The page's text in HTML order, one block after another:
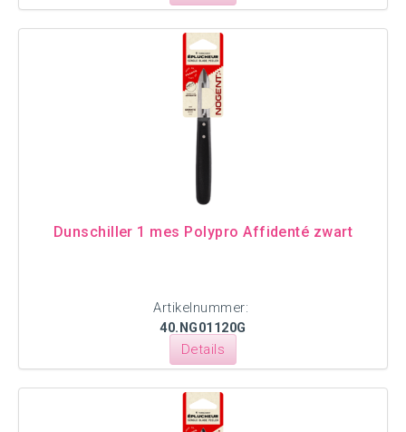
Dunschiller 1 mes Polypro Affidenté zwart
Artikelnummer:
40.NG01120G
Details